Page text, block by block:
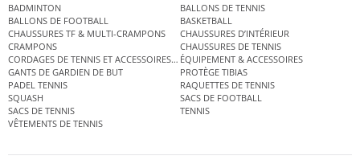
BADMINTON
BALLONS DE TENNIS
BALLONS DE FOOTBALL
BASKETBALL
CHAUSSURES TF & MULTI-CRAMPONS
CHAUSSURES D’INTÉRIEUR
CRAMPONS
CHAUSSURES DE TENNIS
CORDAGES DE TENNIS ET ACCESSOIRES DE TENNISÉQUIPEMENT & ACCESSOIRES
GANTS DE GARDIEN DE BUT
PROTÈGE TIBIAS
PADEL TENNIS
RAQUETTES DE TENNIS
SQUASH
SACS DE FOOTBALL
SACS DE TENNIS
TENNIS
VÊTEMENTS DE TENNIS